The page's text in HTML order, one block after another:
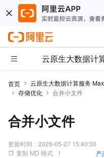
云原生大数据计
首页 云原生大数据计算服务
存储优化
合并小文件
合并小文件
更新时间： 2026-05-27 15:40:00
复制 MD 格式
产